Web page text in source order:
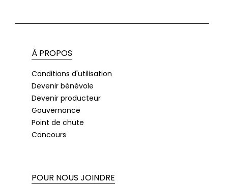
À PROPOS
Conditions d'utilisation
Devenir bénévole
Devenir producteur
Gouvernance
Point de chute
Concours
POUR NOUS JOINDRE